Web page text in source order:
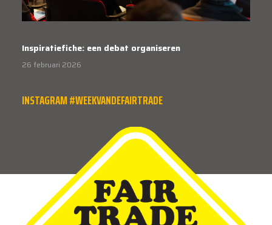
Inspiratiefiche: een debat organiseren
26 februari 2026
INSTAGRAM #WEEKVANDEFAIRTRADE